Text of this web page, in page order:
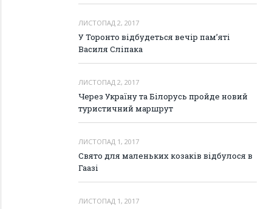
ЛИСТОПАД 2, 2017
У Торонто відбудеться вечір пам’яті
Василя Сліпака
ЛИСТОПАД 2, 2017
Через Україну та Білорусь пройде новий
туристичний маршрут
ЛИСТОПАД 1, 2017
Свято для маленьких козаків відбулося в
Гаазі
ЛИСТОПАД 1, 2017